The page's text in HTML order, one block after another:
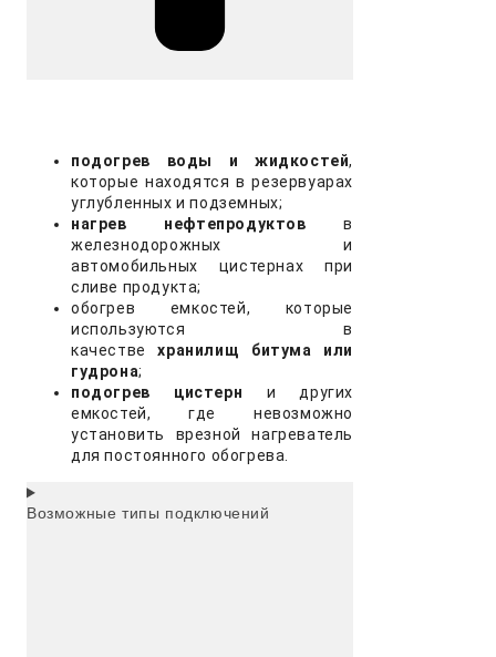
подогрев воды и жидкостей,
которые находятся в резервуарах
углубленных и подземных;
нагрев нефтепродуктов в
железнодорожных и
автомобильных цистернах при
сливе продукта;
обогрев емкостей, которые
используются в
качествехранилищ битума или
гудрона;
подогрев цистерн и других
емкостей, где невозможно
установить врезной нагреватель
для постоянного обогрева.
Возможные типы подключений